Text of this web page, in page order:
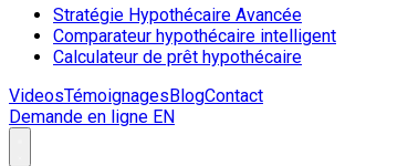
Stratégie Hypothécaire Avancée
Comparateur hypothécaire intelligent
Calculateur de prêt hypothécaire
VideosTémoignagesBlogContact
Demande en ligne EN